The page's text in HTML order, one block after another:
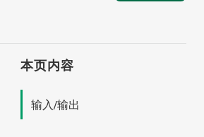
本页内容
输入/输出